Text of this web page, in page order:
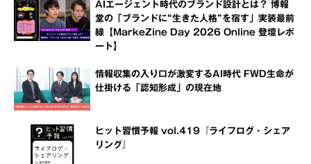
AIエージェント時代のブランド設計とは？ 博報
堂の「ブランドに“生きた人格”を宿す」実装最前
線【MarkeZine Day 2026 Online 登壇レポ
ート】
情報収集の入り口が激変するAI時代 FWD生命が
仕掛ける「認知形成」の現在地
ヒット習慣予報 vol.419『ライフログ・シェア
リング』